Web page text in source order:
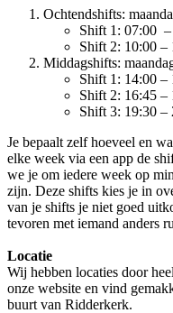
Ochtendshifts:
Shift 1: 07:00
Shift 2: 10:00 –
Middagshifts:
Shift 1: 14:00 –
Shift 2: 16:45 –
Shift 3: 19:30 –
Je bepaalt zelf hoeveel en
elke week via een app de
we je om iedere week op
zijn. Deze shifts kies je in
van je shifts je niet goed
tevoren met iemand anders
Locatie
Wij hebben locaties door
onze website en vind
buurt van Ridderkerk.